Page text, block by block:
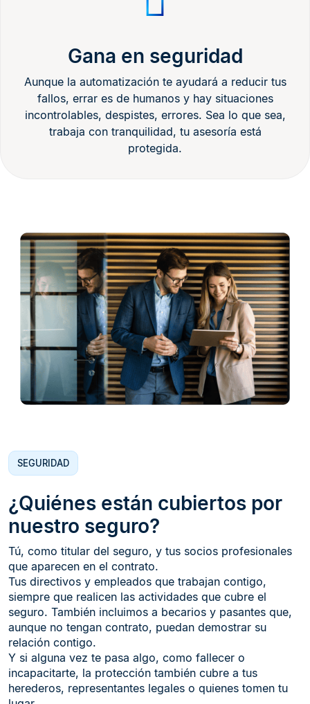
Gana en seguridad
Aunque la automatización te ayudará a reducir tus
fallos, errar es de humanos y hay situaciones
incontrolables, despistes, errores. Sea lo que sea,
trabaja con tranquilidad, tu asesoría está
protegida.
SEGURIDAD
¿Quiénes están cubiertos por
nuestro seguro?
Tú, como titular del seguro, y tus socios profesionales
que aparecen en el contrato.​
Tus directivos y empleados que trabajan contigo,
siempre que realicen las actividades que cubre el
seguro. También incluimos a becarios y pasantes que,
aunque no tengan contrato, puedan demostrar su
relación contigo.​
Y si alguna vez te pasa algo, como fallecer o
incapacitarte, la protección también cubre a tus
herederos, representantes legales o quienes tomen tu